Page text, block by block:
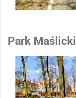
Park Maślicki